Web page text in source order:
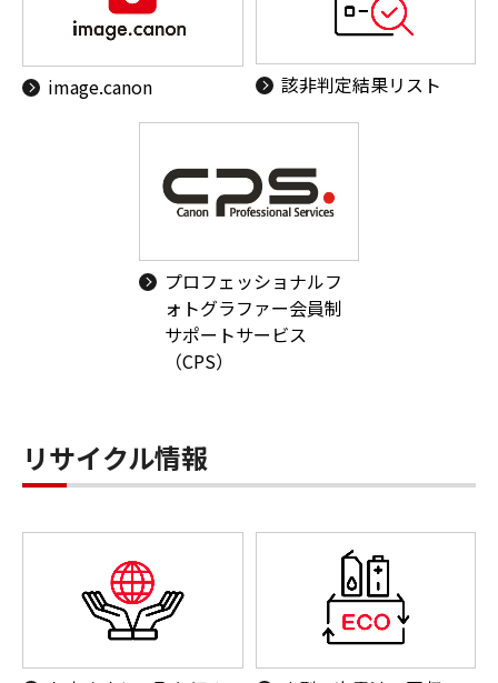
image.canon 該非判定結果リスト
プロフェッショナルフ
ォトグラファー会員制
サポートサービス
（CPS）
リサイクル情報